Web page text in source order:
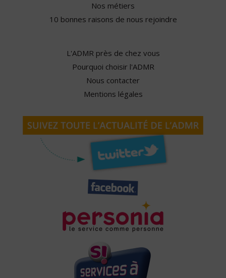
Nos métiers
10 bonnes raisons de nous rejoindre
L'ADMR près de chez vous
Pourquoi choisir l'ADMR
Nous contacter
Mentions légales